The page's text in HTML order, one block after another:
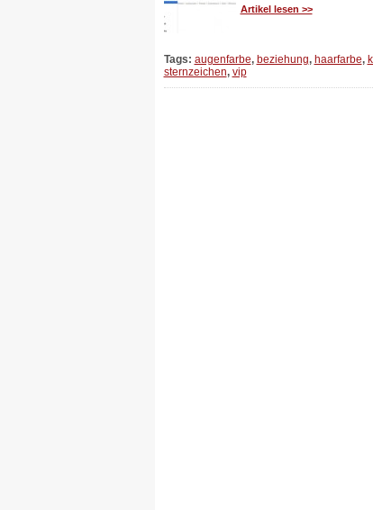
Artikel lesen >>
Tags: augenfarbe, beziehung, haarfarbe,
sternzeichen, vip